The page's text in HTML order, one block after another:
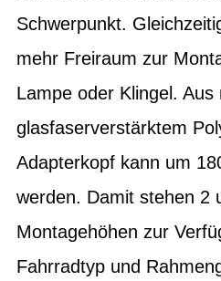
Schwerpunkt.
mehr Freiraum zur
Lampe oder Klingel. Aus
glasfaserverstärktem
Adapterkopf kann um
werden. Damit stehen 2
Montagehöhen zur
Fahrradtyp und